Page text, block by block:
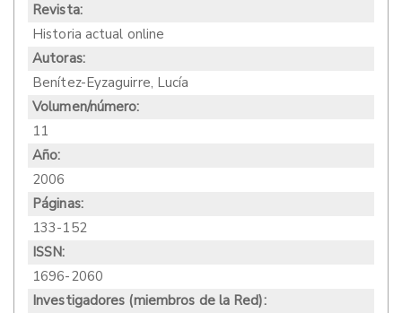
Revista:
Historia actual online
Autoras:
Benítez-Eyzaguirre, Lucía
Volumen/número:
11
Año:
2006
Páginas:
133-152
ISSN:
1696-2060
Investigadores (miembros de la Red):